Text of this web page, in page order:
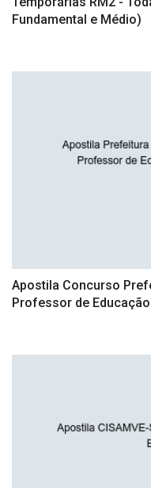
Fundamental e Médio)
Apostila Concurso
Professor de